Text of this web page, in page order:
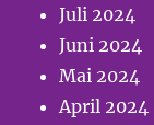
Juli 2024
Juni 2024
Mai 2024
April 2024